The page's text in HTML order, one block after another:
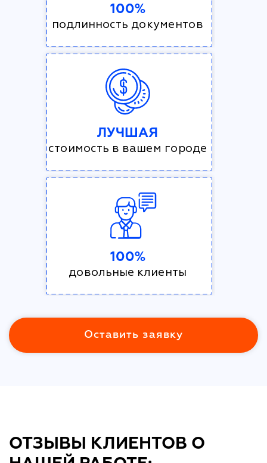
100%
подлинность документов
ЛУЧШАЯ
стоимость в вашем городе
100%
довольные клиенты
Оставить заявку
ОТЗЫВЫ КЛИЕНТОВ О